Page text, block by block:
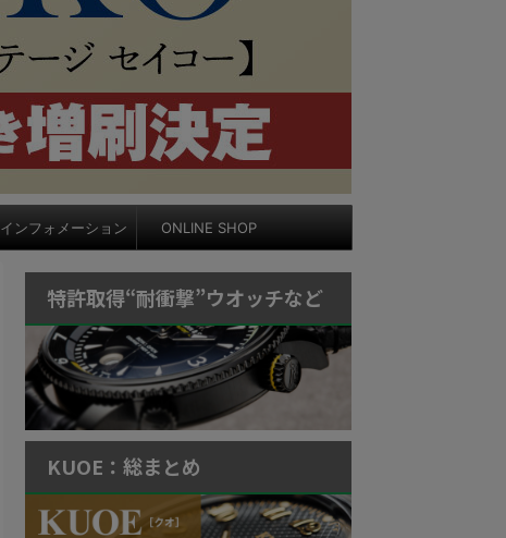
インフォメーション ONLINE SHOP
特許取得“耐衝撃”ウオッチなど
KUOE：総まとめ